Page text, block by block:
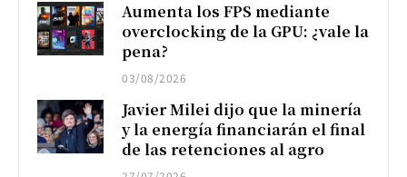
Aumenta los FPS mediante
overclocking de la GPU: ¿vale la
pena?
03/08/2026
Javier Milei dijo que la minería
y la energía financiarán el final
de las retenciones al agro